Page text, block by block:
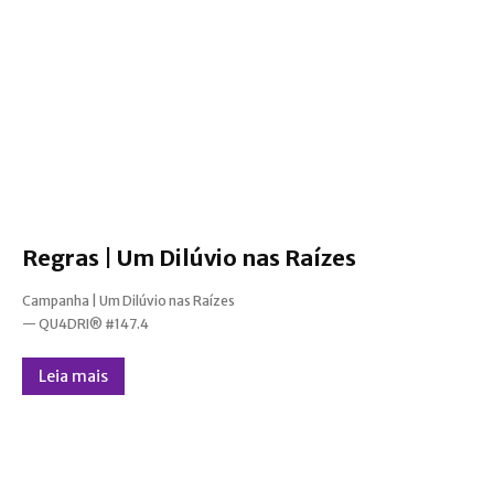
Regras | Um Dilúvio nas Raízes
Campanha | Um Dilúvio nas Raízes
— QU4DRI® #147.4
Leia mais